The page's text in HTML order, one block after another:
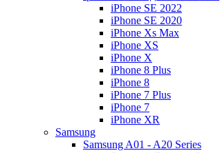
iPhone SE 2022
iPhone SE 2020
iPhone Xs Max
iPhone XS
iPhone X
iPhone 8 Plus
iPhone 8
iPhone 7 Plus
iPhone 7
iPhone XR
Samsung
Samsung A01 - A20 Series